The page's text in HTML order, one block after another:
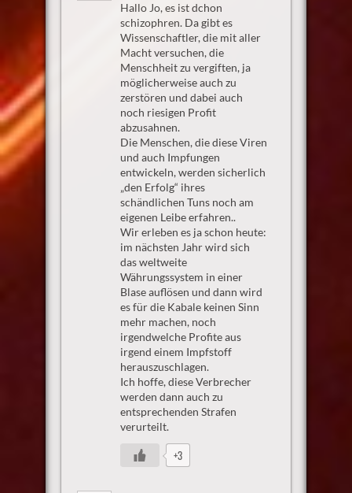
Hallo Jo, es ist dchon
schizophren. Da gibt es
Wissenschaftler, die mit aller
Macht versuchen, die
Menschheit zu vergiften, ja
möglicherweise auch zu
zerstören und dabei auch
noch riesigen Profit
abzusahnen.
Die Menschen, die diese Viren
und auch Impfungen
entwickeln, werden sicherlich
„den Erfolg“ ihres
schändlichen Tuns noch am
eigenen Leibe erfahren..
Wir erleben es ja schon heute:
im nächsten Jahr wird sich
das weltweite
Währungssystem in einer
Blase auflösen und dann wird
es für die Kabale keinen Sinn
mehr machen, noch
irgendwelche Profite aus
irgend einem Impfstoff
herauszuschlagen.
Ich hoffe, diese Verbrecher
werden dann auch zu
entsprechenden Strafen
verurteilt.
+3